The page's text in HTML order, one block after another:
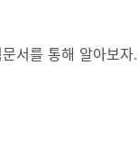
서를 통해 알아보자.